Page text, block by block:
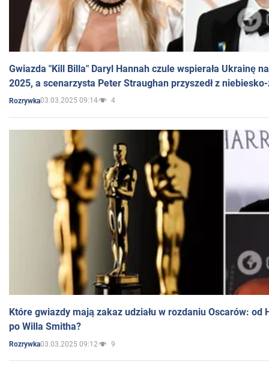
Gwiazda "Kill Billa" Daryl Hannah czule wspierała Ukrainę
2025, a scenarzysta Peter Straughan przyszedł z
Rozrywka03.03.2025 09:14 4
Które gwiazdy mają zakaz udziału w rozdaniu Oscarów: od
po Willa Smitha?
Rozrywka03.03.2025 09:12 9